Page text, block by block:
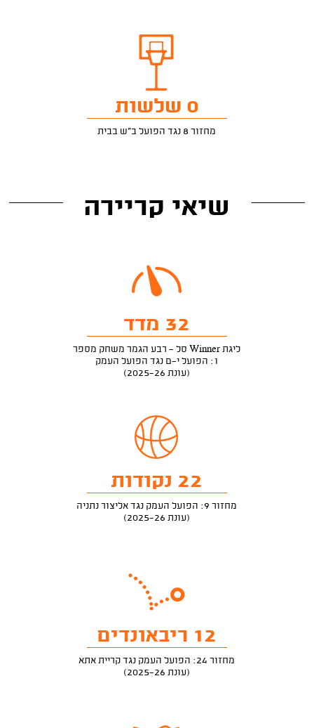
0 שלשות
מחזור 8 נגד הפועל ב"ש בבית
שיאי קריירה
32 מדד
ליגת Winner סל - רבע הגמר משחק מספר
1: הפועל י-ם נגד הפועל העמק
(עונת 2025-26)
22 נקודות
מחזור 9: הפועל העמק נגד אליצור נתניה
(עונת 2025-26)
12 ריבאונדים
מחזור 24: הפועל העמק נגד קריית אתא
(עונת 2025-26)